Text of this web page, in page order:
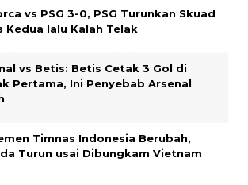
vs PSG 3-0, PSG Turunkan Skuad
Kedua lalu Kalah Telak
vs Betis: Betis Cetak 3 Gol di
Pertama, Ini Penyebab Arsenal
Timnas Indonesia Berubah,
Turun usai Dibungkam Vietnam